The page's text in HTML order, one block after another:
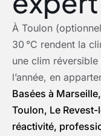
À Toulon
30 °C rendent la
une clim
l’année, en
Basées à
Toulon, Le
réactivité,